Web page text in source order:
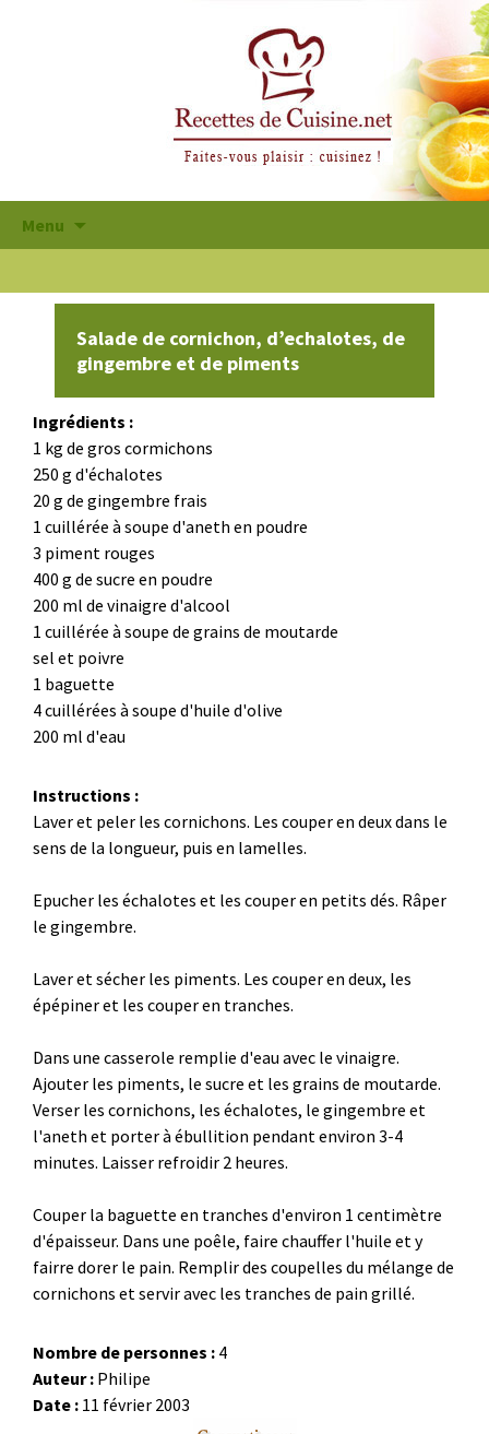
Menu
principal
Salade de cornichon, d’echalotes, de
gingembre et de piments
Ingrédients :
1 kg de gros cormichons
250 g d'échalotes
20 g de gingembre frais
1 cuillérée à soupe d'aneth en poudre
3 piment rouges
400 g de sucre en poudre
200 ml de vinaigre d'alcool
1 cuillérée à soupe de grains de moutarde
sel et poivre
1 baguette
4 cuillérées à soupe d'huile d'olive
200 ml d'eau
Instructions :
Laver et peler les cornichons. Les couper en deux dans le
sens de la longueur, puis en lamelles.
Epucher les échalotes et les couper en petits dés. Râper
le gingembre.
Laver et sécher les piments. Les couper en deux, les
épépiner et les couper en tranches.
Dans une casserole remplie d'eau avec le vinaigre.
Ajouter les piments, le sucre et les grains de moutarde.
Verser les cornichons, les échalotes, le gingembre et
l'aneth et porter à ébullition pendant environ 3-4
minutes. Laisser refroidir 2 heures.
Couper la baguette en tranches d'environ 1 centimètre
d'épaisseur. Dans une poêle, faire chauffer l'huile et y
fairre dorer le pain. Remplir des coupelles du mélange de
cornichons et servir avec les tranches de pain grillé.
Nombre de personnes : 4
Auteur : Philipe
Date : 11 février 2003